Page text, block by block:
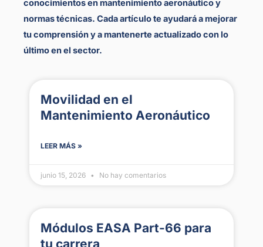
conocimientos en mantenimiento aeronáutico y
normas técnicas. Cada artículo te ayudará a mejorar
tu comprensión y a mantenerte actualizado con lo
último en el sector.
Movilidad en el
Mantenimiento Aeronáutico
LEER MÁS »
junio 15, 2026 No hay comentarios
Módulos EASA Part-66 para
tu carrera